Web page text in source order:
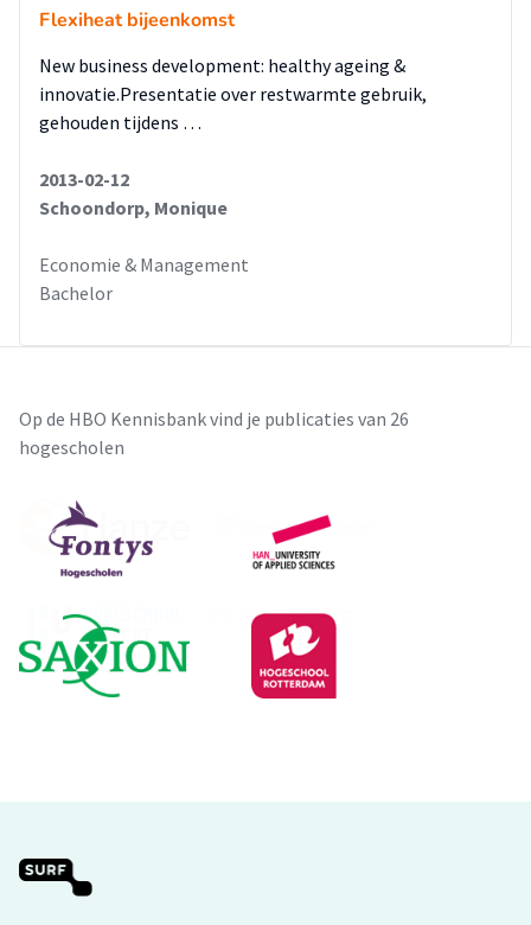
Flexiheat bijeenkomst
New business development: healthy ageing &
innovatie.Presentatie over restwarmte gebruik,
gehouden tijdens …
2013-02-12
Schoondorp, Monique
Economie & Management
Bachelor
Op de HBO Kennisbank vind je publicaties van 26
hogescholen